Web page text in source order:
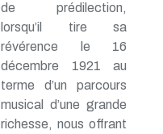
de prédilection,
lorsqu’il tire sa
révérence le 16
décembre 1921 au
terme d’un parcours
musical d’une grande
richesse, nous offrant